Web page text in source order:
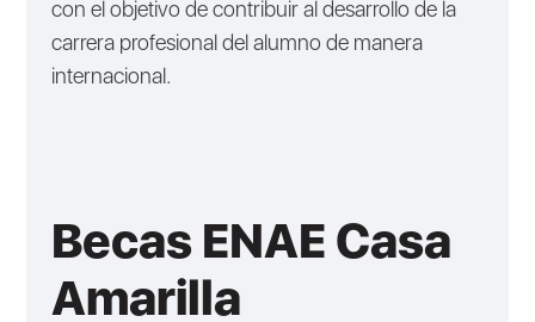
con el objetivo de contribuir al desarrollo de la
carrera profesional del alumno de manera
internacional.
Becas ENAE Casa
Amarilla